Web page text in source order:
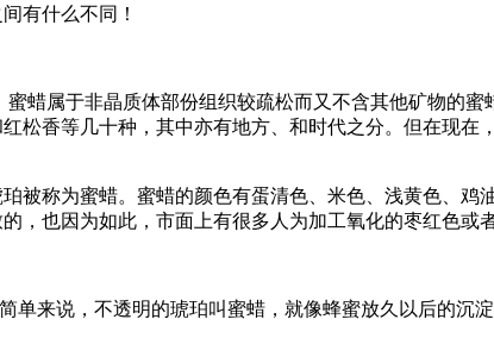
有什么不同！
蜜蜡属于非晶质体部份组织较疏松而又不含其他矿物的
松香等几十种，其中亦有地方、和时代之分。但在现
被称为蜜蜡。蜜蜡的颜色有蛋清色、米色、浅黄色、
，也因为如此，市面上有很多人为加工氧化的枣红色或
单来说，不透明的琥珀叫蜜蜡，就像蜂蜜放久以后的